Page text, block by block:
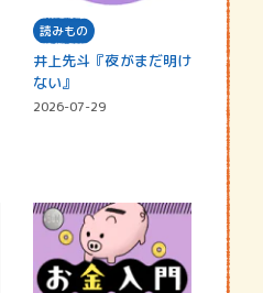
読みもの
井上先斗『夜がまだ明け
ない』
2026-07-29